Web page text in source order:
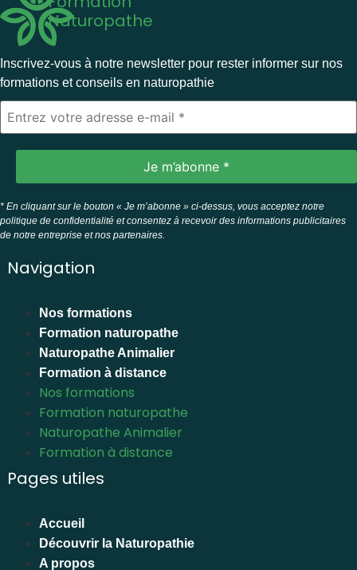
Naturopathe
Inscrivez-vous à notre newsletter pour rester informer sur nos
formations et conseils en naturopathie
* En cliquant sur le bouton « Je m’abonne » ci-dessus, vous acceptez notre
politique de confidentialité et consentez à recevoir des informations publicitaires
de notre entreprise et nos partenaires.
Navigation
Nos formations
Formation naturopathe
Naturopathe Animalier
Formation à distance
Nos formations
Formation naturopathe
Naturopathe Animalier
Formation à distance
Pages utiles
Accueil
Découvrir la Naturopathie
A propos